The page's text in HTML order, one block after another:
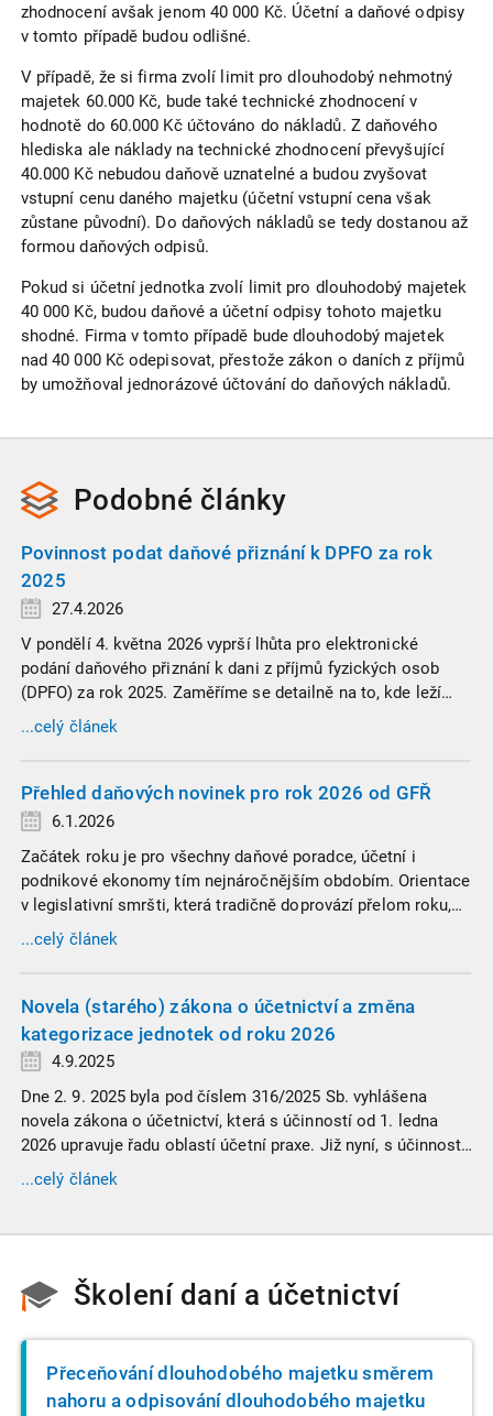
zhodnocení avšak jenom 40 000 Kč. Účetní a daňové odpisy
v tomto případě budou odlišné.
V případě, že si firma zvolí limit pro dlouhodobý nehmotný
majetek 60.000 Kč, bude také technické zhodnocení v
hodnotě do 60.000 Kč účtováno do nákladů. Z daňového
hlediska ale náklady na technické zhodnocení převyšující
40.000 Kč nebudou daňově uznatelné a budou zvyšovat
vstupní cenu daného majetku (účetní vstupní cena však
zůstane původní). Do daňových nákladů se tedy dostanou až
formou daňových odpisů.
Pokud si účetní jednotka zvolí limit pro dlouhodobý majetek
40 000 Kč, budou daňové a účetní odpisy tohoto majetku
shodné. Firma v tomto případě bude dlouhodobý majetek
nad 40 000 Kč odepisovat, přestože zákon o daních z příjmů
by umožňoval jednorázové účtování do daňových nákladů.
Podobné články
Povinnost podat daňové přiznání k DPFO za rok
2025
27.4.2026
V pondělí 4. května 2026 vyprší lhůta pro elektronické
podání daňového přiznání k dani z příjmů fyzických osob
(DPFO) za rok 2025. Zaměříme se detailně na to, kde leží
hranice povinnosti přiznání podat, jaké jsou nejčastější
chytáky v soubězích příjmů a na co si dát v roce 2026
...celý článek
Přehled daňových novinek pro rok 2026 od GFŘ
6.1.2026
Začátek roku je pro všechny daňové poradce, účetní i
podnikové ekonomy tím nejnáročnějším obdobím. Orientace
v legislativní smršti, která tradičně doprovází přelom roku,
vyžaduje nastudovat všechny novely a doprovodné
informace. Generální finanční ředitelství (GFŘ) zveřejnilo
žádného daňového profesionála.
...celý článek
Novela (starého) zákona o účetnictví a změna
kategorizace jednotek od roku 2026
4.9.2025
Dne 2. 9. 2025 byla pod číslem 316/2025 Sb. vyhlášena
novela zákona o účetnictví, která s účinností od 1. ledna
2026 upravuje řadu oblastí účetní praxe. Již nyní, s účinností
od 3. září 2025, platí nová, zvýšená kritéria pro zařazení firem
do velikostních a použijí se zpětně již pro účetní období
...celý článek
Školení daní a účetnictví
Přeceňování dlouhodobého majetku směrem
nahoru a odpisování dlouhodobého majetku